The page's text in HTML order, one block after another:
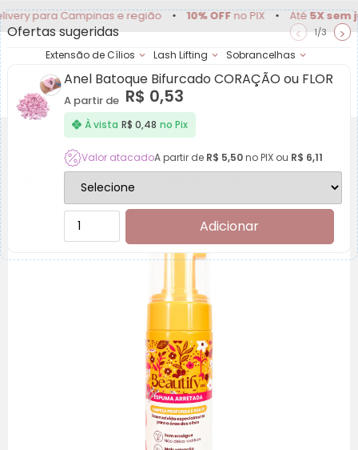
Campinas e região • 10% OFFno PIX • Até5X sem juros
Extensão de Cílios Lash Lifting Sobrancelhas
Achadinhos Minha
Espuma de Limpeza Arretada Beautify Pro 150 ml
Ofertas sugeridas < 1/3 >
Anel Batoque Bifurcado CORAÇÃO ou FLOR
A partir de R$ 0,53
À vista R$ 0,48 no Pix
Valor atacadoA partir de R$ 5,50no PIX ou R$ 6,11
Adicionar